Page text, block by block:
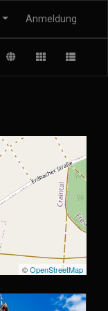
Anmeldung
©OpenStreetMap